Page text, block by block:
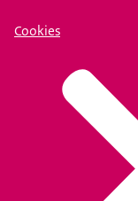
Cookies